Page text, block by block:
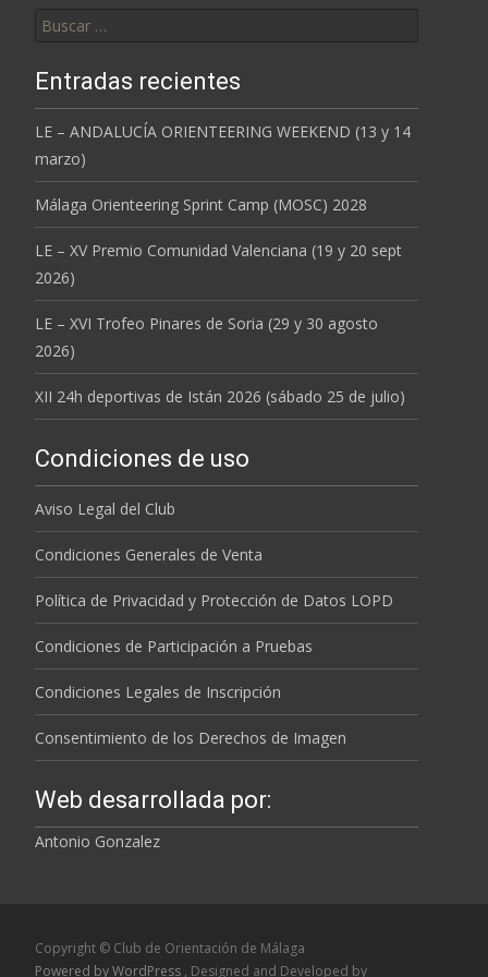
Entradas recientes
LE – ANDALUCÍA ORIENTEERING WEEKEND (13 y 14
marzo)
Málaga Orienteering Sprint Camp (MOSC) 2028
LE – XV Premio Comunidad Valenciana (19 y 20 sept
2026)
LE – XVI Trofeo Pinares de Soria (29 y 30 agosto
2026)
XII 24h deportivas de Istán 2026 (sábado 25 de julio)
Condiciones de uso
Aviso Legal del Club
Condiciones Generales de Venta
Política de Privacidad y Protección de Datos LOPD
Condiciones de Participación a Pruebas
Condiciones Legales de Inscripción
Consentimiento de los Derechos de Imagen
Web desarrollada por:
Antonio Gonzalez
Copyright © Club de Orientación de Málaga
Powered by WordPress , Designed and Developed by